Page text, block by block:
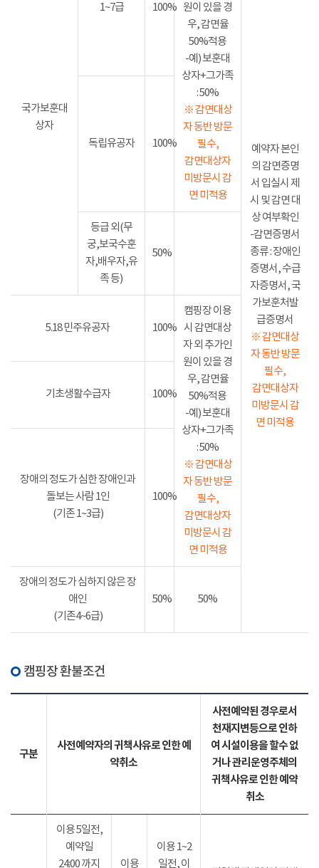
국가보훈대
상자
1~7급 100% 원이 있을 경
우, 감면율
50%적용
-예) 보훈대
상자+그가족
: 50%
※ 감면대상
자 동반 방문
필수,
감면대상자
미방문시 감
면 미적용
예약자 본인
의 감면증명
서 입실시 제
시 및 감면 대
상 여부확인
-감면증명서
종류 : 장애인
증명서, 수급
자증명서, 국
가보훈처발
급증명서
※ 감면대상
자 동반 방문
필수,
감면대상자
미방문시 감
면 미적용
독립유공자 100%
등급 외(무
궁,보국수훈
자,배우자,유
족 등)
50%
5.18 민주유공자 100%
캠핑장 이용
시 감면대상
자 외 추가인
원이 있을 경
우, 감면율
50%적용
-예) 보훈대
상자+그가족
: 50%
※ 감면대상
자 동반 방문
필수,
감면대상자
미방문시 감
면 미적용
기초생활수급자 100%
장애의 정도가 심한 장애인과
돌보는 사람 1인
(기존 1~3급)
100%
장애의 정도가 심하지 않은 장
애인
(기존4~6급)
50% 50%
캠핑장 환불조건
구분
사전예약자의 귀책사유로 인한 예
약취소
사전예약된 경우로서
천재지변등으로 인하
여 시설이용을 할수 없
거나 관리운영주체의
귀책사유로 인한 예약
취소
이용 5일전,
예약일
24:00 까지
이용
이용 1~2
일전, 이